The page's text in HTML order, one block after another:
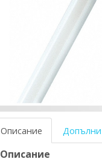
Описание
Описание